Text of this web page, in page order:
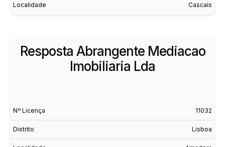
Localidade Cascais
Resposta Abrangente Mediacao
Imobiliaria Lda
Nº Licença 11032
Distrito Lisboa